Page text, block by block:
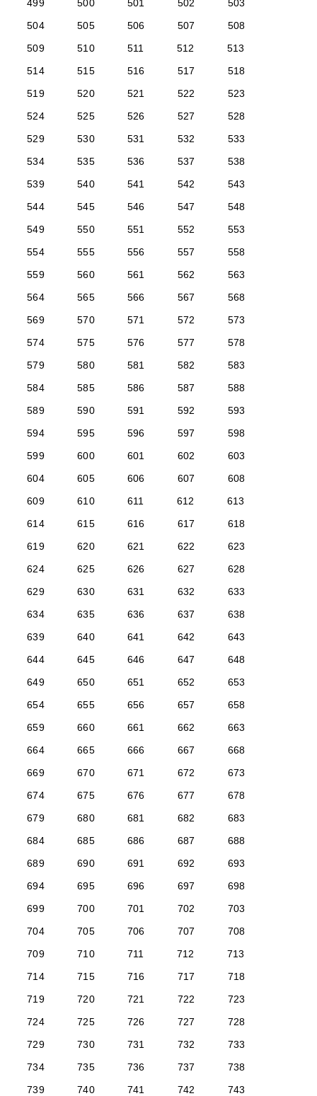
499 500 501 502
503
504
505 506 507
508
509
510 511 512
513
514
515 516 517
518
519
520 521 522
523
524
525 526 527
528
529
530 531 532
533
534
535 536 537
538
539
540 541 542
543
544
545 546 547
548
549
550 551 552
553
554
555 556 557
558
559
560 561 562
563
564
565 566 567
568
569
570 571 572
573
574
575 576 577
578
579
580 581 582
583
584
585 586 587
588
589
590 591 592
593
594
595 596 597
598
599
600 601 602
603
604
605 606 607
608
609
610 611 612
613
614
615 616 617
618
619
620 621 622
623
624
625 626 627
628
629
630 631 632
633
634
635 636 637
638
639
640 641 642
643
644
645 646 647
648
649
650 651 652
653
654
655 656 657
658
659
660 661 662
663
664
665 666 667
668
669
670 671 672
673
674
675 676 677
678
679
680 681 682
683
684
685 686 687
688
689
690 691 692
693
694
695 696 697
698
699
700 701 702
703
704
705 706 707
708
709
710 711 712
713
714
715 716 717
718
719
720 721 722
723
724
725 726 727
728
729
730 731 732
733
734
735 736 737
738
739
740 741 742
743